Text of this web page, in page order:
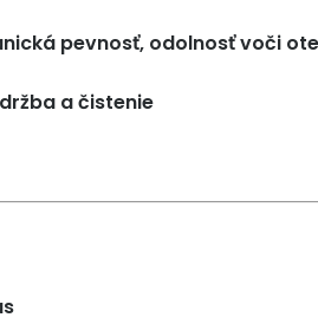
pevnosť, odolnosť voči
a čistenie